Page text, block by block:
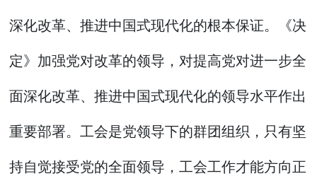
深化改革、推进中国式现代化的根本保证。《决
定》加强党对改革的领导，对提高党对进一步全
面深化改革、推进中国式现代化的领导水平作出
重要部署。工会是党领导下的群团组织，只有坚
持自觉接受党的全面领导，工会工作才能方向正